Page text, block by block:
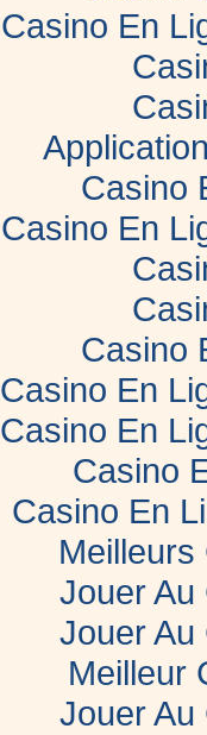
Casino En
Casino
Casino En
Casino
Casino En
Casino En
Casino
Casino En
Meilleurs
Jouer Au
Jouer Au
Meilleur
Jouer Au